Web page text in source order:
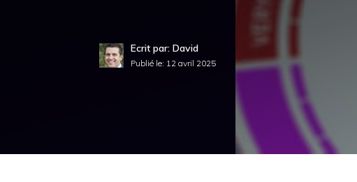
Ecrit par: David
Publié le: 12 avril 2025